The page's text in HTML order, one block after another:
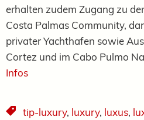
erhalten zudem Zugang zu
Costa Palmas Community,
privater Yachthafen sowie
Cortez und im Cabo Pulmo
Infos
tip-luxury, luxury, luxus,